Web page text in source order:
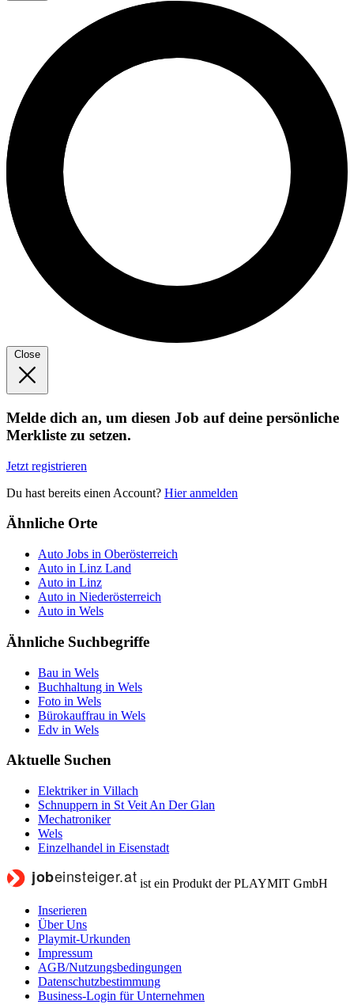
Close
Melde dich an, um diesen Job auf deine persönliche
Merkliste zu setzen.
Jetzt registrieren
Du hast bereits einen Account? Hier anmelden
Ähnliche Orte
Auto Jobs in Oberösterreich
Auto in Linz Land
Auto in Linz
Auto in Niederösterreich
Auto in Wels
Ähnliche Suchbegriffe
Bau in Wels
Buchhaltung in Wels
Foto in Wels
Bürokauffrau in Wels
Edv in Wels
Aktuelle Suchen
Elektriker in Villach
Schnuppern in St Veit An Der Glan
Mechatroniker
Wels
Einzelhandel in Eisenstadt
ist ein Produkt der PLAYMIT GmbH
Inserieren
Über Uns
Playmit-Urkunden
Impressum
AGB/Nutzungsbedingungen
Datenschutzbestimmung
Business-Login für Unternehmen